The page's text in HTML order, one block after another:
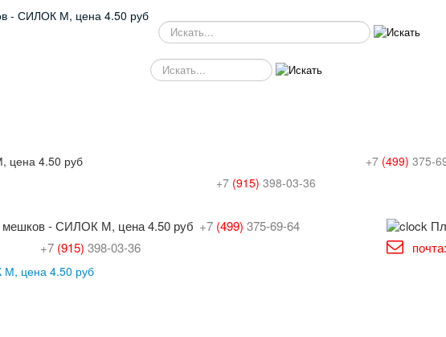
SEARCH
SEARCH-
M
+7 (499) 375-
+7 (915) 398-03-36
+7 (499) 375-69-64
+7 (915) 398-03-36
почта: